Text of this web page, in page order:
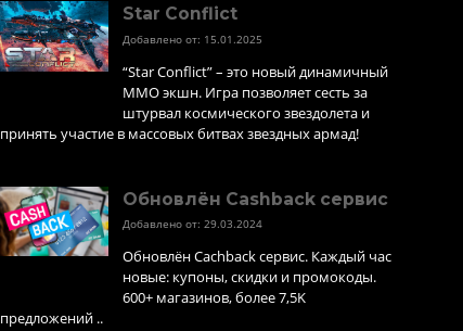
Star Conflict
Добавлено от: 15.01.2025
“Star Conflict” – это новый динамичный
MMO экшн. Игра позволяет сесть за
штурвал космического звездолета и
принять участие в массовых битвах звездных армад!
Обновлён Cashback сервис
Добавлено от: 29.03.2024
Обновлён Cachback сервис. Каждый час
новые: купоны, скидки и промокоды.
600+ магазинов, более 7,5K
предложений ..